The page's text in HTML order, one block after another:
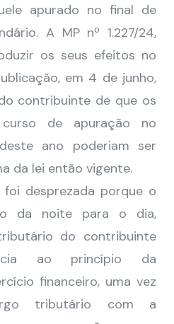
apurado no final de
A MP nº 1.227/24,
os seus efeitos no
em 4 de junho,
contribuinte de que os
de apuração no
ano poderiam ser
da lei então vigente.
desprezada porque o
da noite para o dia,
do contribuinte
ao princípio da
financeiro, uma vez
tributário com a